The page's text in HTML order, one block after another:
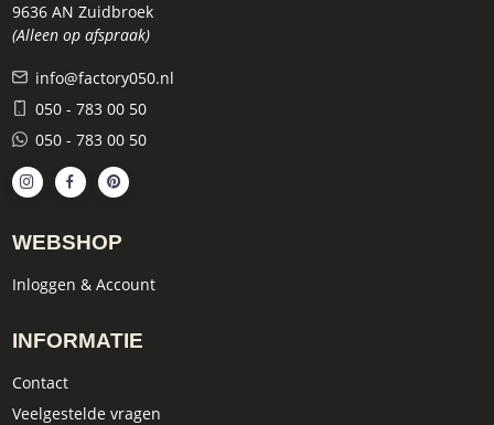
9636 AN Zuidbroek
(Alleen op afspraak)
info@factory050.nl
050 - 783 00 50
050 - 783 00 50
WEBSHOP
Inloggen & Account
INFORMATIE
Contact
Veelgestelde vragen